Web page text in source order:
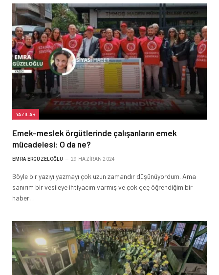
YAZILAR
Emek-meslek örgütlerinde çalışanların emek
mücadelesi: O da ne?
EMRA ERGÜZELOĞLU 29 HAZIRAN 2024
Böyle bir yazıyı yazmayı çok uzun zamandır düşünüyordum. Ama
sanırım bir vesileye ihtiyacım varmış ve çok geç öğrendiğim bir
haber…